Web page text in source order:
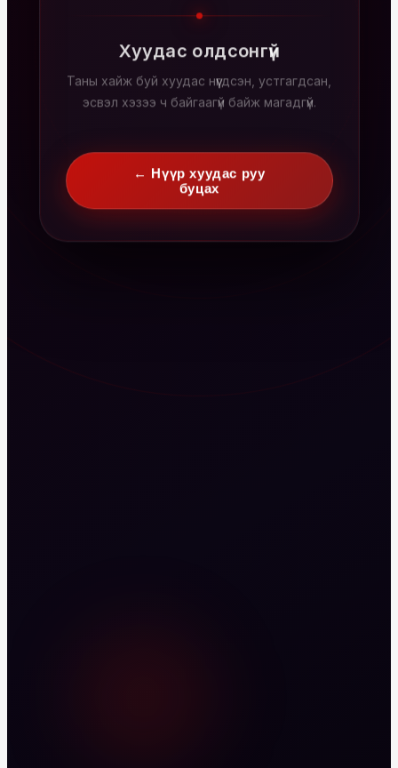
Хуудас олдсонгүй
Таны хайж буй хуудас нүүгдсэн, устгагдсан,
эсвэл хэзээ ч байгаагүй байж магадгүй.
← Нүүр хуудас руу
буцах